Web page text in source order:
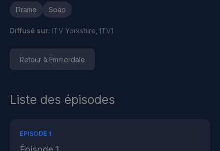
Drame Soap
Diffusé sur: ITV Yorkshire, ITV1
Retour à Emmerdale
Liste des épisodes
ÉPISODE 1